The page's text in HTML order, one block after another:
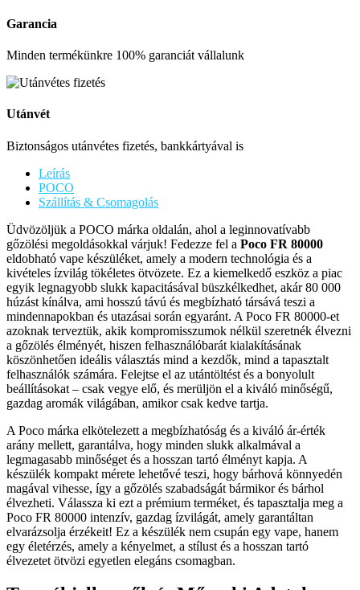
Garancia
Minden termékünkre 100% garanciát vállalunk
Utánvét
Biztonságos utánvétes fizetés, bankkártyával is
Leírás
POCO
Szállítás & Csomagolás
Üdvözöljük a POCO márka oldalán, ahol a leginnovatívabb
gőzölési megoldásokkal várjuk! Fedezze fel a Poco FR 80000
eldobható vape készüléket, amely a modern technológia és a
kivételes ízvilág tökéletes ötvözete. Ez a kiemelkedő eszköz a piac
egyik legnagyobb slukk kapacitásával büszkélkedhet, akár 80 000
húzást kínálva, ami hosszú távú és megbízható társává teszi a
mindennapokban és utazásai során egyaránt. A Poco FR 80000-et
azoknak terveztük, akik kompromisszumok nélkül szeretnék élvezni
a gőzölés élményét, hiszen felhasználóbarát kialakításának
köszönhetően ideális választás mind a kezdők, mind a tapasztalt
felhasználók számára. Felejtse el az utántöltést és a bonyolult
beállításokat – csak vegye elő, és merüljön el a kiváló minőségű,
gazdag aromák világában, amikor csak kedve tartja.
A Poco márka elkötelezett a megbízhatóság és a kiváló ár-érték
arány mellett, garantálva, hogy minden slukk alkalmával a
legmagasabb minőséget és a hosszan tartó élményt kapja. A
készülék kompakt mérete lehetővé teszi, hogy bárhová könnyedén
magával vihesse, így a gőzölés szabadságát bármikor és bárhol
élvezheti. Válassza ki ezt a prémium terméket, és tapasztalja meg a
Poco FR 80000 intenzív, gazdag ízvilágát, amely garantáltan
elvarázsolja érzékeit! Ez a készülék nem csupán egy vape, hanem
egy életérzés, amely a kényelmet, a stílust és a hosszan tartó
élvezetet ötvözi egyetlen elegáns csomagban.